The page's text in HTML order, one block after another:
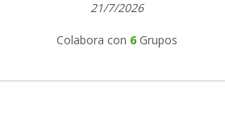
21/7/2026
Colabora con 6 Grupos